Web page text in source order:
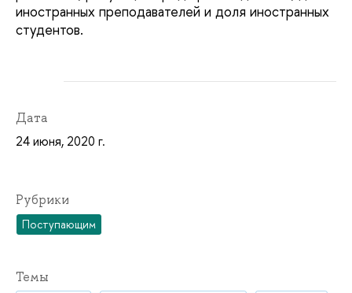
иностранных преподавателей и доля иностранных
студентов.
Дата
24 июня, 2020 г.
Рубрики
Поступающим
Темы